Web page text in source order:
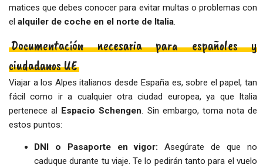
matices que debes conocer para evitar multas o problemas con
el alquiler de coche en el norte de Italia.
Documentación necesaria para españoles y
ciudadanos UE
Viajar a los Alpes italianos desde España es, sobre el papel, tan
fácil como ir a cualquier otra ciudad europea, ya que Italia
pertenece al Espacio Schengen. Sin embargo, toma nota de
estos puntos:
DNI o Pasaporte en vigor: Asegúrate de que no
caduque durante tu viaje. Te lo pedirán tanto para el vuelo